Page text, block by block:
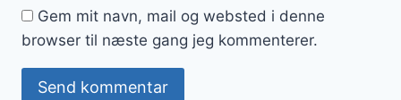
Gem mit navn, mail og websted i denne
browser til næste gang jeg kommenterer.